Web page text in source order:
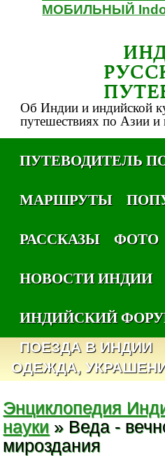
МОБИЛЬНЫЙ
Об Индии и индийской
путешествиях по Азии и
ПУТЕВОДИТЕЛЬ
МАРШРУТЫ
РАССКАЗЫ
ФОТО
НОВОСТИ ИНДИИ
ИНДИЙСКИЙ
ПОЕЗДА В ИНДИИ
ОДЕЖДА,
Энциклопедия
науки » Веда -
мироздания